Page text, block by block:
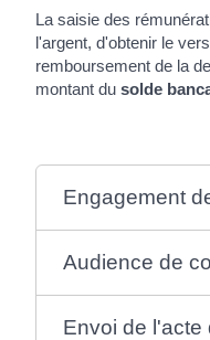
La saisie des
l'argent, d'obtenir le
remboursement de la
montant du solde
Engagement
Audience de
Envoi de l'acte